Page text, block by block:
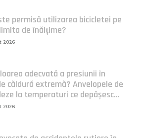
permisă utilizarea bicicletei pe
de înălțime?
2026
adecvată a presiunii în
căldură extremă? Anvelopele de
la temperaturi ce depășesc...
2026